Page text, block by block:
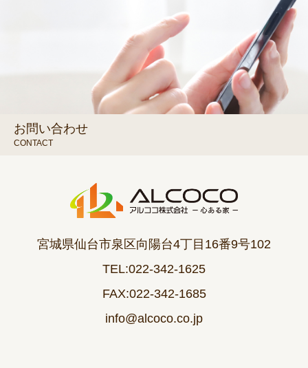
お問い合わせ
CONTACT
宮城県仙台市泉区向陽台4丁目16番9号102
TEL:022-342-1625
FAX:022-342-1685
info@alcoco.co.jp